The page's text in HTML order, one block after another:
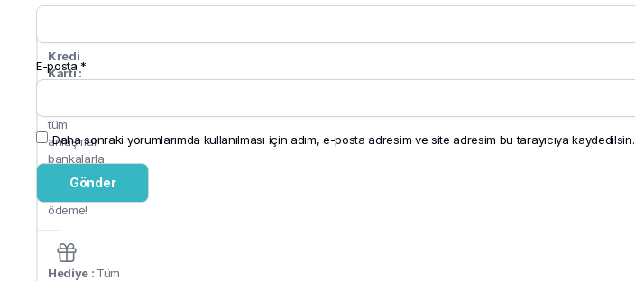
Kredi
Kartı :
tüm
anlaşmalı
bankalarla
güvenli ve
ödeme!
Hediye : Tüm
E-posta *
Daha sonraki yorumlarımda kullanılması için adım, e-posta adresim ve site adresim bu tarayıcıya kaydedilsin.